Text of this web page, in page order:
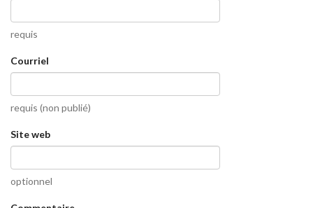
requis
Courriel
requis (non publié)
Site web
optionnel